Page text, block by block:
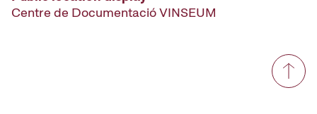
Centre de Documentació VINSEUM